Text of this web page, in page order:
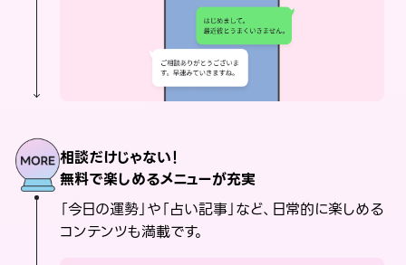
相談だけじゃない！
無料で楽しめるメニューが充実
「今日の運勢」や「占い記事」など、日常的に楽しめる
コンテンツも満載です。